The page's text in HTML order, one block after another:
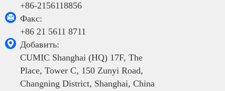
+86-2156118856

Факс:
+86 21 5611 8711

Добавить:
CUMIC Shanghai (HQ) 17F, The
Place, Tower C, 150 Zunyi Road,
Changning District, Shanghai, China